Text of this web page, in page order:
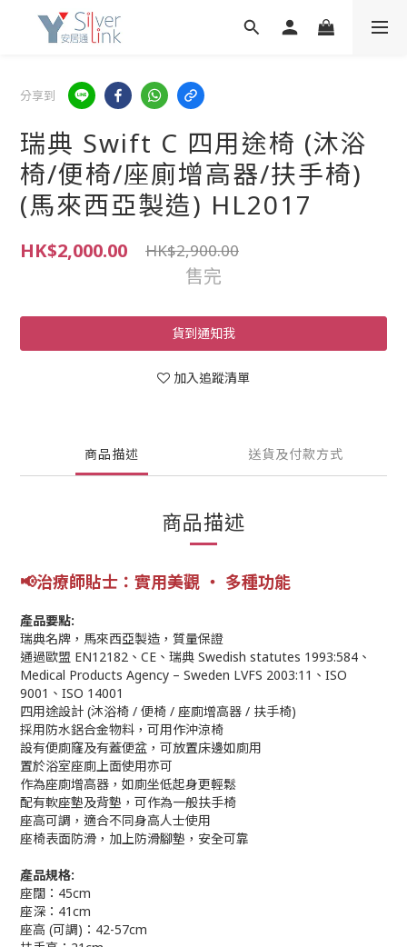
分享到
瑞典 Swift C 四用途椅 (沐浴
椅/便椅/座廁增高器/扶手椅)
(馬來西亞製造) HL2017
HK$2,000.00 HK$2,900.00
售完
貨到通知我
加入追蹤清單
商品描述 送貨及付款方式
商品描述
📢治療師貼士 ：實用美觀 ‧ 多種功能
產品要點:
瑞典名牌，馬來西亞製造，質量保證
通過歐盟 EN12182、CE、瑞典 Swedish statutes 1993:584、
Medical Products Agency – Sweden LVFS 2003:11、ISO
9001、ISO 14001
四用途設計 (沐浴椅 / 便椅 / 座廁增高器 / 扶手椅)
採用防水鋁合金物料，可用作沖涼椅
設有便廁窿及有蓋便盆，可放置床邊如廁用
置於浴室座廁上面使用亦可
作為座廁增高器，如廁坐低起身更輕鬆
配有軟座墊及背墊，可作為一般扶手椅
座高可調，適合不同身高人士使用
座椅表面防滑，加上防滑腳墊，安全可靠
產品規格:
座闊：45cm
座深：41cm
座高 (可調)：42-57cm